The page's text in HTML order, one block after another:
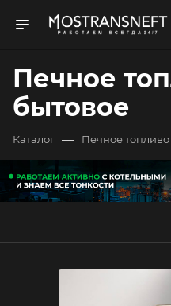
Печное
бытовое
Каталог — Печное топливо